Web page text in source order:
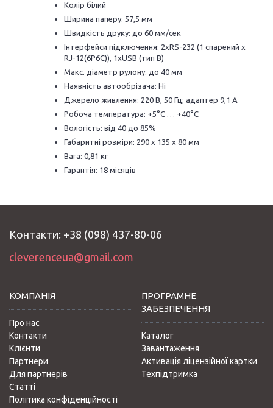
Колір білий
Ширина паперу: 57,5 ​​мм
Швидкість друку: до 60 мм/сек
Інтерфейси підключення: 2xRS-232 (1 спарений x
RJ-12(6P6C)), 1xUSB (тип В)
Макс. діаметр рулону: до 40 мм
Наявність автообрізача: Ні
Джерело живлення: 220 В, 50 Гц; адаптер 9,1 А
Робоча температура: +5°C … +40°C
Вологість: від 40 до 85%
Габаритні розміри: 290 x 135 x 80 мм
Вага: 0,81 кг
Гарантія: 18 місяців
Контакти: +38 (098) 437-80-06
cleverenceua@gmail.com
КОМПАНІЯ
Про нас
Контакти
Клієнти
Партнери
Для партнерів
Статті
Політика конфіденційності
ПРОГРАМНЕ
ЗАБЕЗПЕЧЕННЯ
Каталог
Завантаження
Активація ліцензійної картки
Техпідтримка